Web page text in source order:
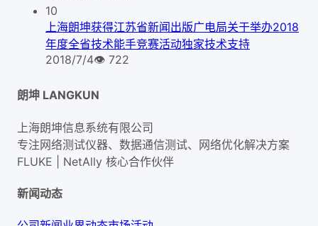
10
上海朗坤获得江苏省新闻出版广电局关于举办2018
年度全省技术能手竞赛活动独家技术支持
2018/7/4👁 722
朗坤 LANGKUN
上海朗坤信息系统有限公司
专注网络测试仪器、数据通信测试、网络优化解决方案
FLUKE | NetAlly 核心合作伙伴
新闻动态